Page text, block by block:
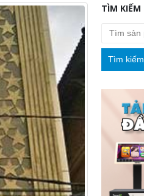
TÌM KIẾM
Tìm kiếm